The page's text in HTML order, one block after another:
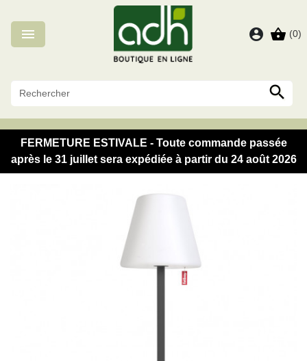
 account_circle shopping_basket (0)

FERMETURE ESTIVALE - Toute commande passée
après le 31 juillet sera expédiée à partir du 24 août 2026
Panneau de gestion des cookies